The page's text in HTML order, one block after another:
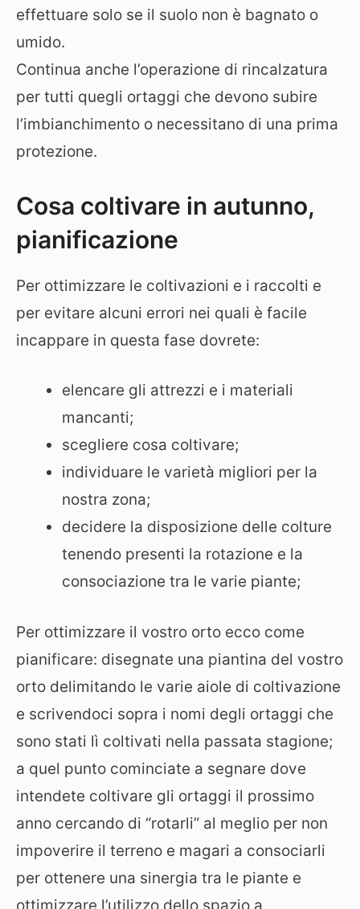
effettuare solo se il suolo non è bagnato o
umido.
Continua anche l’operazione di rincalzatura
per tutti quegli ortaggi che devono subire
l’imbianchimento o necessitano di una prima
protezione.
Cosa coltivare in autunno,
pianificazione
Per ottimizzare le coltivazioni e i raccolti e
per evitare alcuni errori nei quali è facile
incappare in questa fase dovrete:
elencare gli attrezzi e i materiali
mancanti;
scegliere cosa coltivare;
individuare le varietà migliori per la
nostra zona;
decidere la disposizione delle colture
tenendo presenti la rotazione e la
consociazione tra le varie piante;
Per ottimizzare il vostro orto ecco come
pianificare: disegnate una piantina del vostro
orto delimitando le varie aiole di coltivazione
e scrivendoci sopra i nomi degli ortaggi che
sono stati lì coltivati nella passata stagione;
a quel punto cominciate a segnare dove
intendete coltivare gli ortaggi il prossimo
anno cercando di “rotarli” al meglio per non
impoverire il terreno e magari a consociarli
per ottenere una sinergia tra le piante e
ottimizzare l’utilizzo dello spazio a